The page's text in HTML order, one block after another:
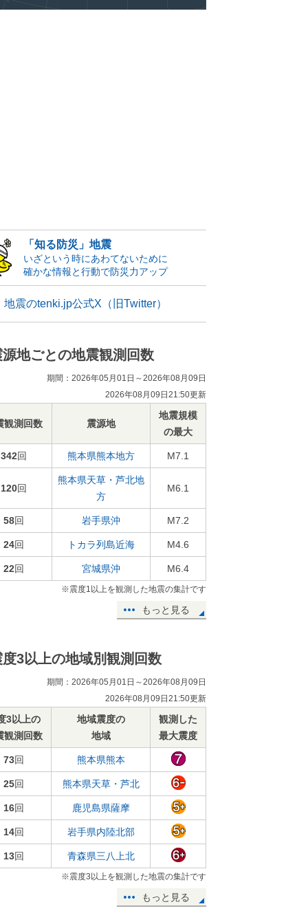
「知る防災」地震
いざという時にあわてないために
確かな情報と行動で防災力アップ
地震のtenki.jp公式X（旧Twitter）
源地ごとの地震観測回数
期間：2026年05月01日～2026年08月09日
2026年08月09日21:50更新
観測回数 震源地
地震規模
の最大
342回 熊本県熊本地方 M7.1
120回
熊本県天草・芦北地
方
M6.1
58回 岩手県沖 M7.2
24回 トカラ列島近海 M4.6
22回 宮城県沖 M6.4
※震度1以上を観測した地震の集計です
もっと見る
度3以上の地域別観測回数
期間：2026年05月01日～2026年08月09日
2026年08月09日21:50更新
3以上の
観測回数
地域震度の
地域
観測した
最大震度
73回 熊本県熊本
25回 熊本県天草・芦北
16回 鹿児島県薩摩
14回 岩手県内陸北部
13回 青森県三八上北
※震度3以上を観測した地震の集計です
もっと見る